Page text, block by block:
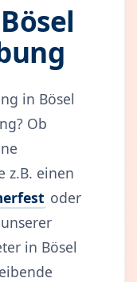
in Bösel
Ob
z.B. einen
oder
in Bösel